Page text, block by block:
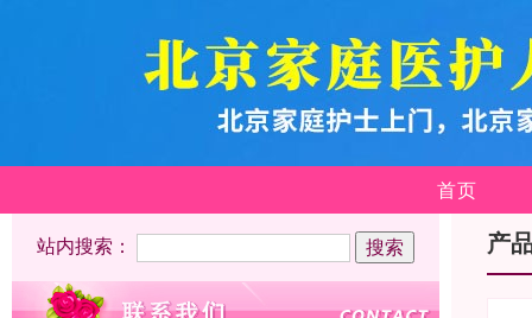
首页
站内搜索： 产